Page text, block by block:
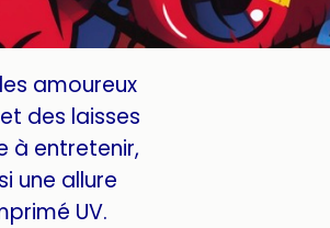
amoureux
des laisses
à entretenir,
une allure
UV.